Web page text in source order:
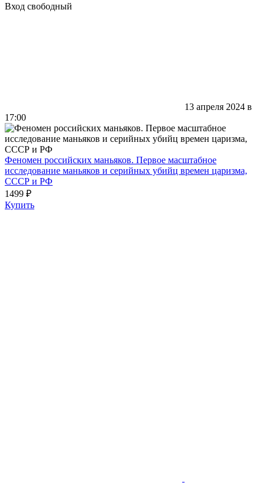
Вход свободный
13 апреля 2024 в
17:00
Феномен российских маньяков. Первое масштабное
исследование маньяков и серийных убийц времен царизма,
СССР и РФ
1499 ₽
Купить